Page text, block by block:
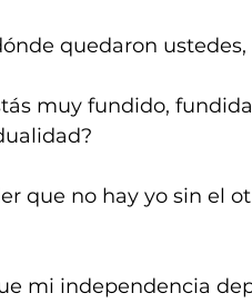
quedaron
muy fundido,
que no hay yo sin el
mi independencia